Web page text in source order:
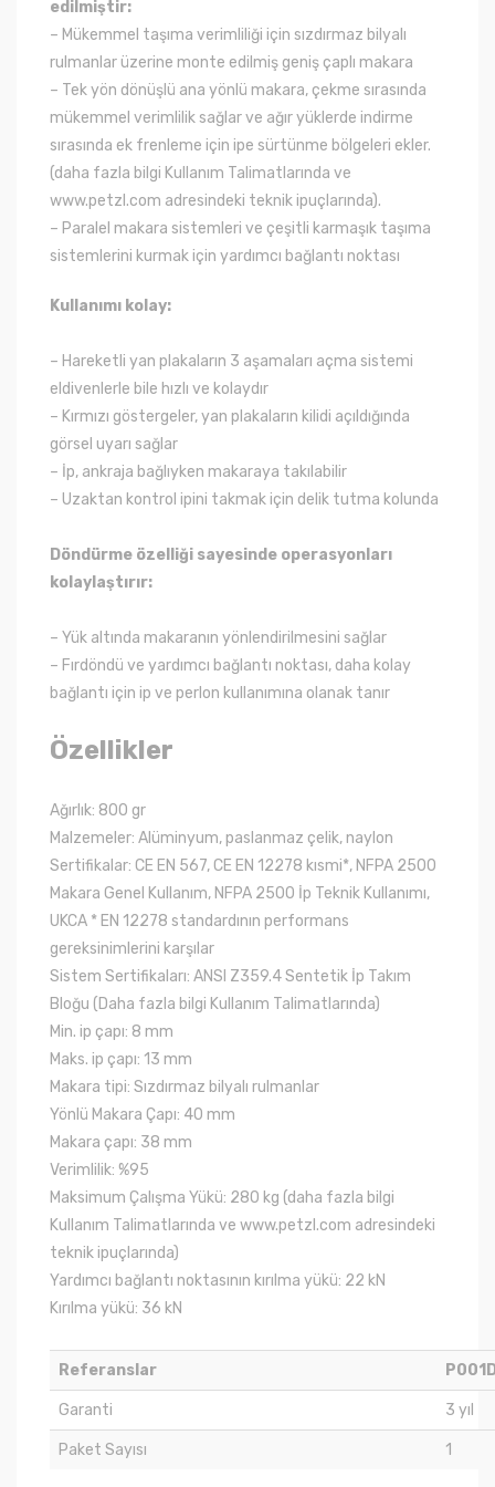
edilmiştir:
– Mükemmel taşıma verimliliği için sızdırmaz bilyalı
rulmanlar üzerine monte edilmiş geniş çaplı makara
– Tek yön dönüşlü ana yönlü makara, çekme sırasında
mükemmel verimlilik sağlar ve ağır yüklerde indirme
sırasında ek frenleme için ipe sürtünme bölgeleri ekler.
(daha fazla bilgi Kullanım Talimatlarında ve
www.petzl.com adresindeki teknik ipuçlarında).
– Paralel makara sistemleri ve çeşitli karmaşık taşıma
sistemlerini kurmak için yardımcı bağlantı noktası
Kullanımı kolay:
– Hareketli yan plakaların 3 aşamaları açma sistemi
eldivenlerle bile hızlı ve kolaydır
– Kırmızı göstergeler, yan plakaların kilidi açıldığında
görsel uyarı sağlar
– İp, ankraja bağlıyken makaraya takılabilir
– Uzaktan kontrol ipini takmak için delik tutma kolunda
Döndürme özelliği sayesinde operasyonları
kolaylaştırır:
– Yük altında makaranın yönlendirilmesini sağlar
– Fırdöndü ve yardımcı bağlantı noktası, daha kolay
bağlantı için ip ve perlon kullanımına olanak tanır
Özellikler
Ağırlık: 800 gr
Malzemeler: Alüminyum, paslanmaz çelik, naylon
Sertifikalar: CE EN 567, CE EN 12278 kısmi*, NFPA 2500
Makara Genel Kullanım, NFPA 2500 İp Teknik Kullanımı,
UKCA * EN 12278 standardının performans
gereksinimlerini karşılar
Sistem Sertifikaları: ANSI Z359.4 Sentetik İp Takım
Bloğu (Daha fazla bilgi Kullanım Talimatlarında)
Min. ip çapı: 8 mm
Maks. ip çapı: 13 mm
Makara tipi: Sızdırmaz bilyalı rulmanlar
Yönlü Makara Çapı: 40 mm
Makara çapı: 38 mm
Verimlilik: %95
Maksimum Çalışma Yükü: 280 kg (daha fazla bilgi
Kullanım Talimatlarında ve www.petzl.com adresindeki
teknik ipuçlarında)
Yardımcı bağlantı noktasının kırılma yükü: 22 kN
Kırılma yükü: 36 kN
Referanslar
Garanti 3 yıl
Paket Sayısı 1